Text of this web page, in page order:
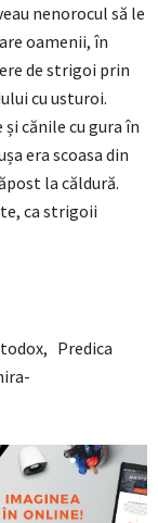
nenorocul să le
oamenii, în
de strigoi prin
cu usturoi.
cănile cu gura în
era scoasa din
la căldură.
ca strigoii
Predica